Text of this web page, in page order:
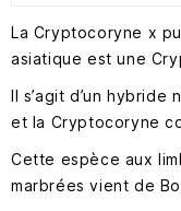
La Cryptocoryne x
asiatique est une
Il s’agit d’un
et la Cryptocoryne
Cette espèce aux
marbrées vient de